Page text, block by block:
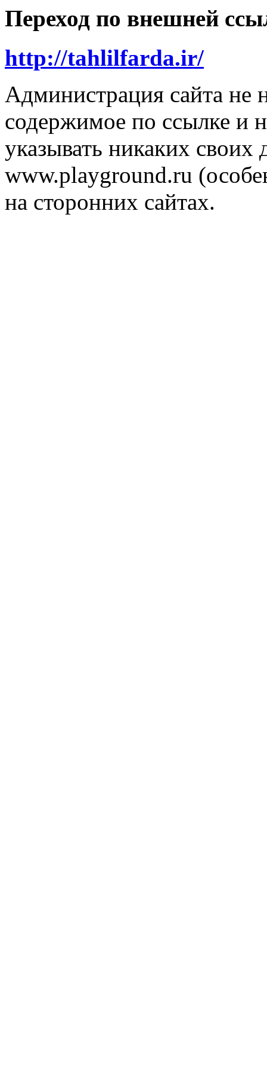
Переход по внешней
http://tahlilfarda.ir/
Администрация сайта не
содержимое по ссылке и
указывать никаких
www.playground.ru
на сторонних сайтах.